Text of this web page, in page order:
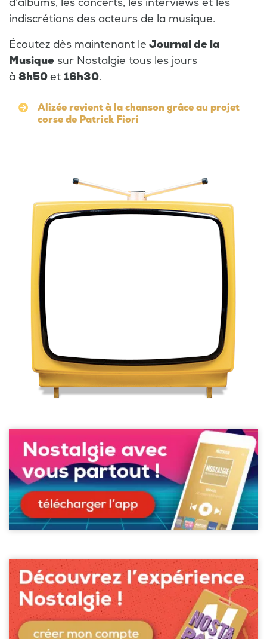
indiscrétions des acteurs de la musique.
Écoutez dès maintenant le Journal de la
Musique sur Nostalgie tous les jours
à 8h50et 16h30.
Alizée revient à la chanson grâce au projet
corse de Patrick Fiori